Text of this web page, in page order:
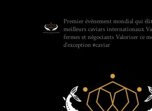
Premier événement mondial qui
meilleurs caviars internationaux
fermes et négociants Valoriser ce
d’exception#caviar